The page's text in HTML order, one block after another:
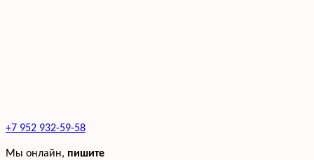
+7 952 932-59-58
Мы онлайн, пишите